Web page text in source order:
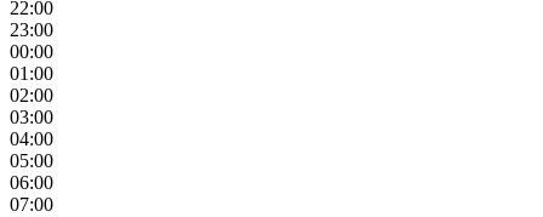
22:00
23:00
00:00
01:00
02:00
03:00
04:00
05:00
06:00
07:00